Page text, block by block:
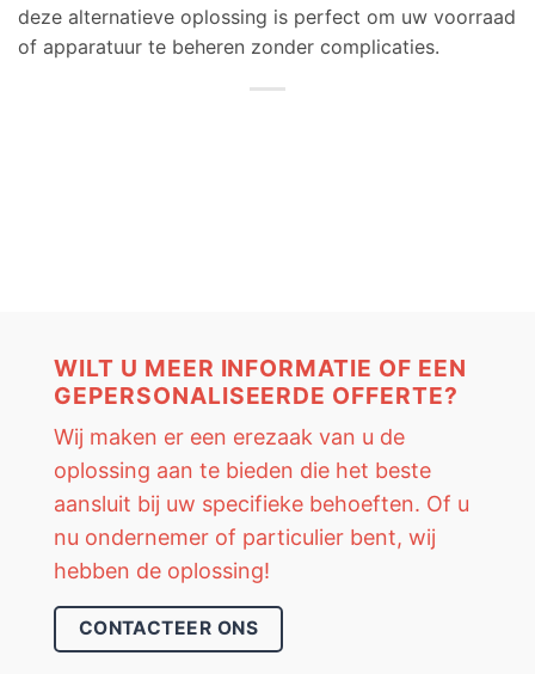
deze alternatieve oplossing is perfect om uw voorraad
of apparatuur te beheren zonder complicaties.
WILT U MEER INFORMATIE OF EEN
GEPERSONALISEERDE OFFERTE?
Wij maken er een erezaak van u de
oplossing aan te bieden die het beste
aansluit bij uw specifieke behoeften. Of u
nu ondernemer of particulier bent, wij
hebben de oplossing!
CONTACTEER ONS